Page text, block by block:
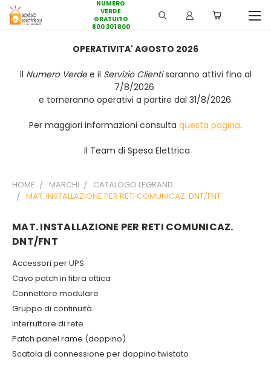
NUMERO
VERDE
GRATUITO
800 301 800
OPERATIVITA' AGOSTO 2026
Il Numero Verdee il Servizio Clientisaranno attivi fino al
7/8/2026
e torneranno operativi a partire dal 31/8/2026.
Per maggiori informazioni consulta questa pagina.
Il Team di Spesa Elettrica
HOME MARCHI
CATALOGO LEGRAND
MAT. INSTALLAZIONE PER RETI COMUNICAZ. DNT/FNT
MAT. INSTALLAZIONE PER RETI COMUNICAZ.
DNT/FNT
Accessori per UPS
Cavo patch in fibra ottica
Connettore modulare
Gruppo di continuità
Interruttore di rete
Patch panel rame (doppino)
Scatola di connessione per doppino twistato